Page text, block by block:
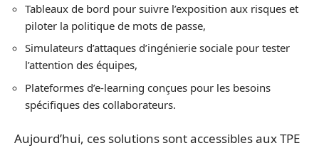
Tableaux de bord pour suivre l’exposition aux risques et
piloter la politique de mots de passe,
Simulateurs d’attaques d’ingénierie sociale pour tester
l’attention des équipes,
Plateformes d’e-learning conçues pour les besoins
spécifiques des collaborateurs.
Aujourd’hui, ces solutions sont accessibles aux TPE